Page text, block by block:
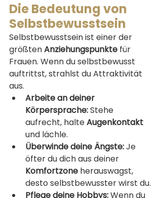
Die Bedeutung von
Selbstbewusstsein
Selbstbewusstsein ist einer der
größten Anziehungspunkte für
Frauen. Wenn du selbstbewusst
auftrittst, strahlst du Attraktivität
aus.
Arbeite an deiner
Körpersprache: Stehe
aufrecht, halte Augenkontakt
und lächle.
Überwinde deine Ängste: Je
öfter du dich aus deiner
Komfortzone herauswagst,
desto selbstbewusster wirst du.
Pflege deine Hobbys: Wenn du